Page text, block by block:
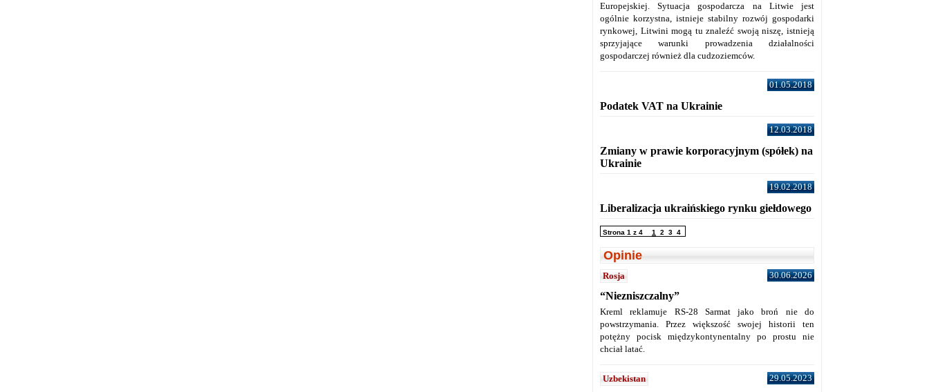
Europejskiej. Sytuacja gospodarcza na Litwie jest
ogólnie korzystna, istnieje stabilny rozwój gospodarki
rynkowej, Litwini mogą tu znaleźć swoją niszę, istnieją
sprzyjające warunki prowadzenia działalności
gospodarczej również dla cudzoziemców.
01.05.2018
Podatek VAT na Ukrainie
12.03.2018
Zmiany w prawie korporacyjnym (spółek) na
Ukrainie
19.02.2018
Liberalizacja ukraińskiego rynku giełdowego
Strona 1 z 4 1 2 3 4
Opinie
Rosja 30.06.2026
“Niezniszczalny”
Kreml reklamuje RS-28 Sarmat jako broń nie do
powstrzymania. Przez większość swojej historii ten
potężny pocisk międzykontynentalny po prostu nie
chciał latać.
Uzbekistan 29.05.2023